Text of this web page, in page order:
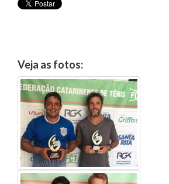
Veja as fotos: